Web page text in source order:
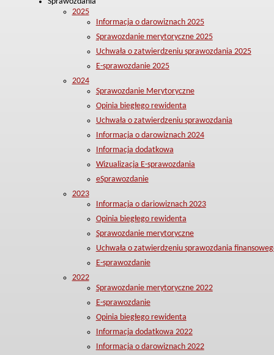
2025
Informacja o darowiznach 2025
Sprawozdanie merytoryczne 2025
Uchwała o zatwierdzeniu sprawozdania 2025
E-sprawozdanie 2025
2024
Sprawozdanie Merytoryczne
Opinia biegłego rewidenta
Uchwała o zatwierdzeniu sprawozdania
Informacja o darowiznach 2024
Informacja dodatkowa
Wizualizacja E-sprawozdania
eSprawozdanie
2023
Informacja o dariowiznach 2023
Opinia biegłego rewidenta
Sprawozdanie merytoryczne
Uchwała o zatwierdzeniu sprawozdania
E-sprawozdanie
2022
Sprawozdanie merytoryczne 2022
E-sprawozdanie
Opinia biegłego rewidenta
Informacja dodatkowa 2022
Informacja o darowiznach 2022